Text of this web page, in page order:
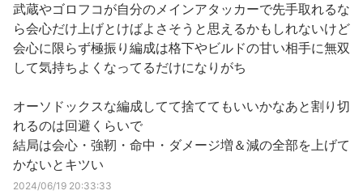
武蔵やゴロフコが自分のメインアタッカーで先手取れるな
ら会心だけ上げとけばよさそうと思えるかもしれないけど
会心に限らず極振り編成は格下やビルドの甘い相手に無双
して気持ちよくなってるだけになりがち
オーソドックスな編成してて捨ててもいいかなあと割り切
れるのは回避くらいで
結局は会心・強靭・命中・ダメージ増＆減の全部を上げて
かないとキツい
2024/06/19 20:33:33